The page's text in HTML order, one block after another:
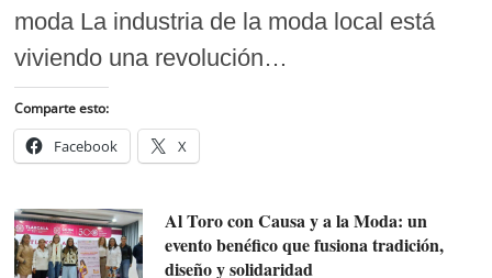
moda La industria de la moda local está
viviendo una revolución…
Comparte esto:
Facebook X
Al Toro con Causa y a la Moda: un
evento benéfico que fusiona tradición,
diseño y solidaridad